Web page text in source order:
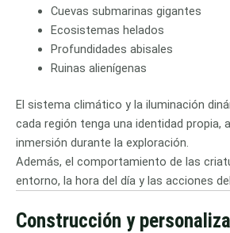
Cuevas submarinas gigantes
Ecosistemas helados
Profundidades abisales
Ruinas alienígenas
El sistema climático y la iluminación
cada región tenga una identidad propia,
inmersión durante la exploración.
Además, el comportamiento de las
entorno, la hora del día y las acciones
Construcción y